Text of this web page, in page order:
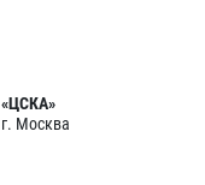
«ЦСКА»
г. Москва